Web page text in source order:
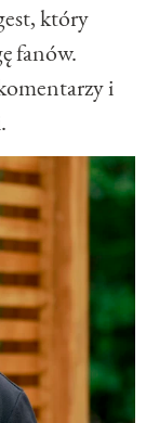
który
fanów.
i